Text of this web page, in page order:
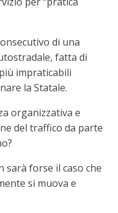
di una
fatta di
impraticabili
la Statale.
organizzativa e
del traffico da parte
sarà forse il caso che
si muova e